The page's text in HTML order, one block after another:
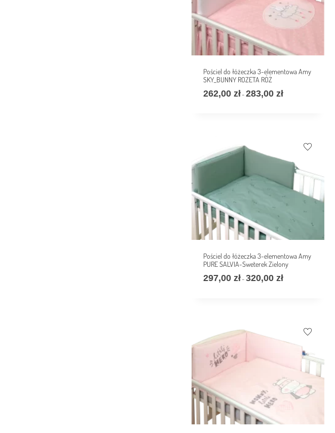
Pościel do łóżeczka 3-elementowa Amy
SKY_BUNNY ROZETA RÓŻ
262,00 zł– 283,00 zł
Pościel do łóżeczka 3-elementowa Amy
PURE SALVIA-Sweterek Zielony
297,00 zł– 320,00 zł